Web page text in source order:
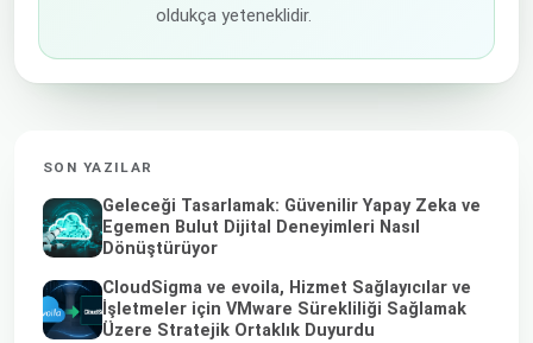
oldukça yeteneklidir.
SON YAZILAR
Geleceği Tasarlamak: Güvenilir Yapay Zeka ve
Egemen Bulut Dijital Deneyimleri Nasıl
Dönüştürüyor
CloudSigma ve evoila, Hizmet Sağlayıcılar ve
İşletmeler için VMware Sürekliliği Sağlamak
Üzere Stratejik Ortaklık Duyurdu